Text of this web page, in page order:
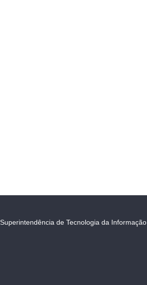
Superintendência de Tecnologia da Informação